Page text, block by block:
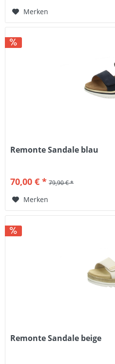
Merken
Remonte Sandale blau
70,00 € * 79,90 € *
Merken
Remonte Sandale beige